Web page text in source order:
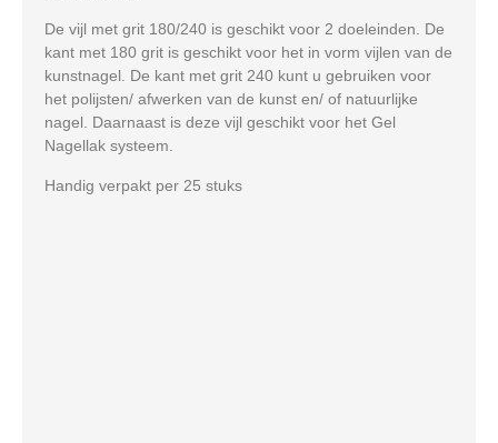
De vijl met grit 180/240 is geschikt voor 2 doeleinden. De
kant met 180 grit is geschikt voor het in vorm vijlen van de
kunstnagel. De kant met grit 240 kunt u gebruiken voor
het polijsten/ afwerken van de kunst en/ of natuurlijke
nagel. Daarnaast is deze vijl geschikt voor het Gel
Nagellak systeem.
Handig verpakt per 25 stuks